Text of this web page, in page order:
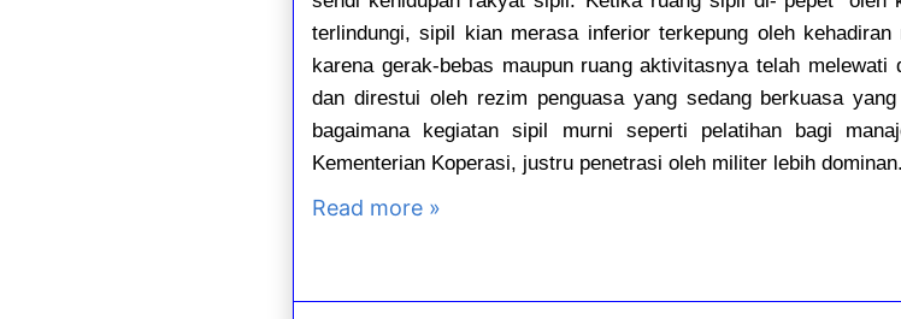
terlindungi, sipil kian merasa inferior terkepung oleh
karena gerak-bebas maupun ruang aktivitasnya telah
dan direstui oleh rezim penguasa yang sedang berkuasa
bagaimana kegiatan sipil murni seperti pelatihan bagi
Kementerian Koperasi, justru penetrasi oleh militer lebih dominan.
Read more »